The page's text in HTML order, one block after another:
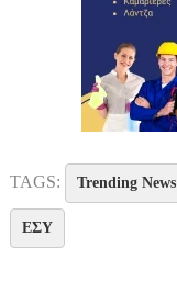
TAGS: Trending News
ΕΣΥ